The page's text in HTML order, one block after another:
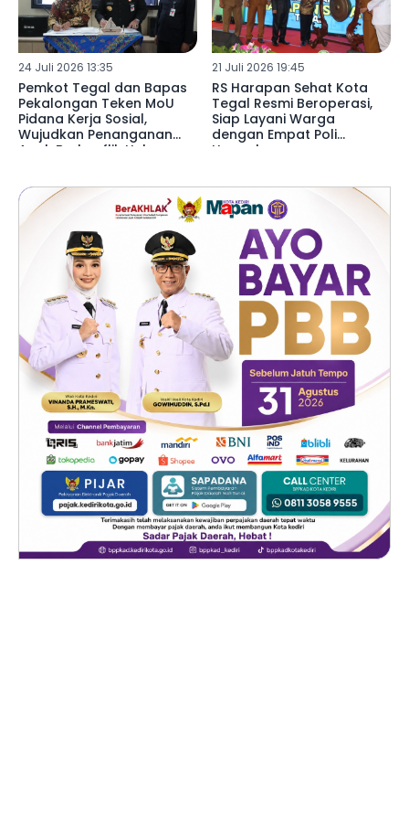
24 Juli 2026 13:35
Pemkot Tegal dan Bapas
Pekalongan Teken MoU
Pidana Kerja Sosial,
Wujudkan Penanganan
Anak Berkonflik Hukum
21 Juli 2026 19:45
RS Harapan Sehat Kota
Tegal Resmi Beroperasi,
Siap Layani Warga
dengan Empat Poli
Unggulan